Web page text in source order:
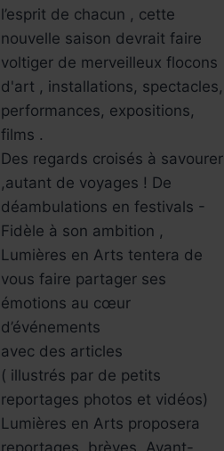
l’esprit de chacun , cette
nouvelle saison devrait faire
voltiger de merveilleux flocons
d'art , installations, spectacles,
performances, expositions,
films .
Des regards croisés à savourer
,autant de voyages ! De
déambulations en festivals -
Fidèle à son ambition ,
Lumières en Arts tentera de
vous faire partager ses
émotions au cœur
d’événements
avec des articles
( illustrés par de petits
reportages photos et vidéos)
Lumières en Arts proposera
reportages, brèves, Avant-